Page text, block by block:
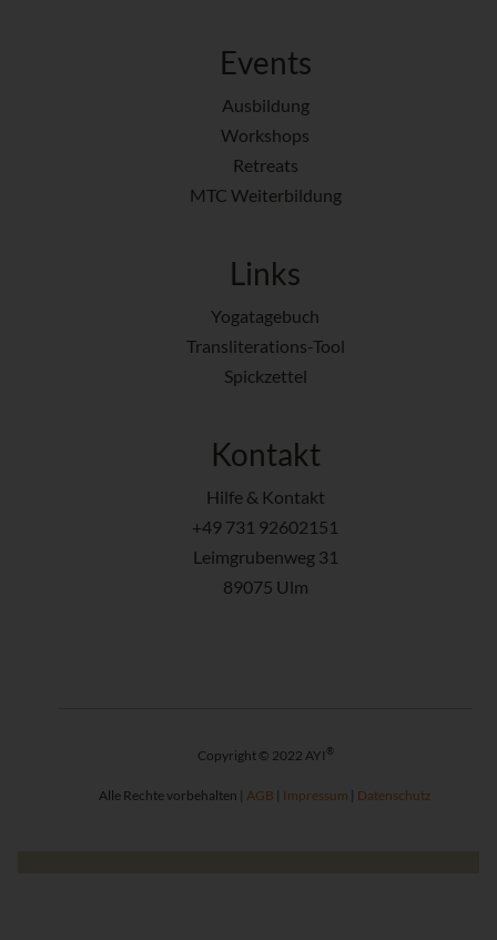
Events
Ausbildung
Workshops
Retreats
MTC Weiterbildung
Links
Yogatagebuch
Transliterations-Tool
Spickzettel
Kontakt
Hilfe & Kontakt
+49 731 92602151
Leimgrubenweg 31
89075 Ulm
Copyright © 2022 AYI ®
Alle Rechte vorbehalten | AGB | Impressum | Datenschutz